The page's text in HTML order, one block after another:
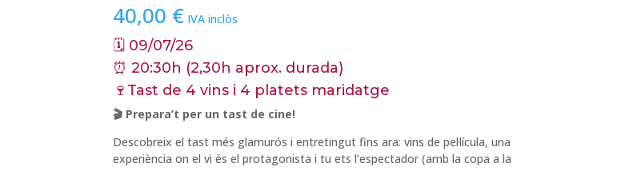
40,00 € IVA inclòs
🗓️ 09/07/26
⏰ 20:30h (2,30h aprox. durada)
🍷Tast de 4 vins i 4 platets maridatge
🎬 Prepara’t per un tast de cine!
Descobreix el tast més glamurós i entretingut fins ara: vins de pel·lícula, una
experiència on el vi és el protagonista i tu ets l’espectador (amb la copa a la